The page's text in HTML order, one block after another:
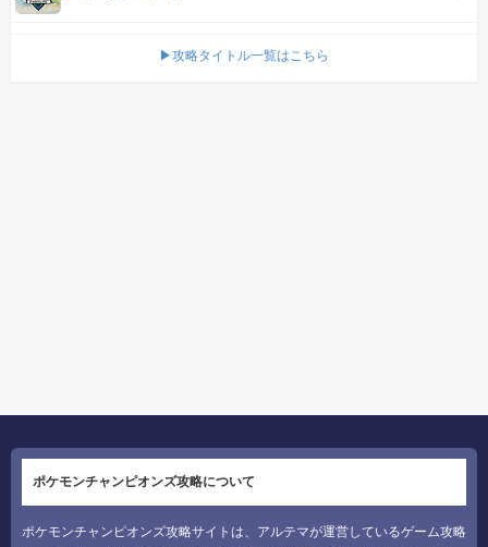
▶攻略タイトル一覧はこちら
ポケモンチャンピオンズ攻略について
ポケモンチャンピオンズ攻略サイトは、アルテマが運営しているゲーム攻略